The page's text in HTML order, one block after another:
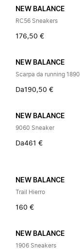
NEW BALANCE
RC56 Sneakers
176,50 €
NEW BALANCE
Scarpa da running 1890
Da190,50 €
NEW BALANCE
9060 Sneaker
Da461 €
NEW BALANCE
Trail Hierro
160 €
NEW BALANCE
1906 Sneakers